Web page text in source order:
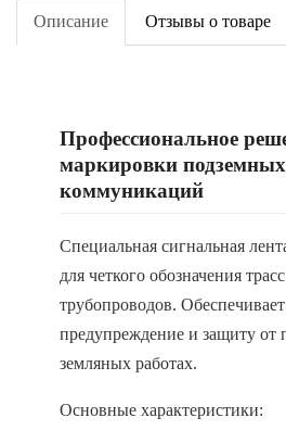
Описание Отзывы о товаре
Профессиональное
маркировки подземных
коммуникаций
Специальная сигнальная
для четкого обозначения
трубопроводов.
предупреждение и защиту от
земляных работах.
Основные характеристики: